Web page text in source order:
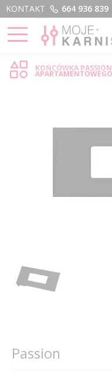
Menu
KONTAKT
664 936 839
STRONA GŁÓWNA › PASSION -
KOŃCÓWKA
Passion